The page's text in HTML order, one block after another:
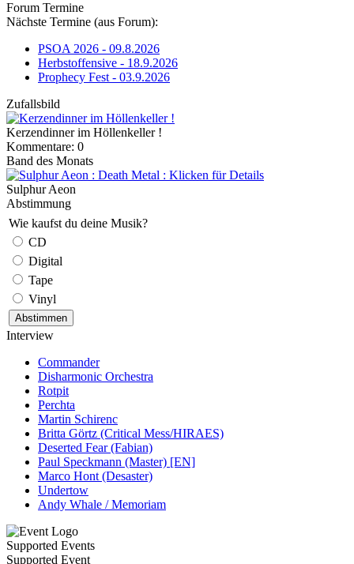
Forum Termine
Nächste Termine (aus Forum):
PSOA 2026 - 09.8.2026
Herbstoffensive - 18.9.2026
Prophecy Fest - 03.9.2026
Zufallsbild
Kerzendinner im Höllenkeller !
Kommentare: 0
Band des Monats
Sulphur Aeon
Abstimmung
Wie kaufst du deine Musik?
CD
Digital
Tape
Vinyl
Interview
Commander
Disharmonic Orchestra
Rotpit
Perchta
Martin Schirenc
Britta Görtz (Critical Mess/HIRAES)
Deserted Fear (Fabian)
Paul Speckmann (Master) [EN]
Marco Hont (Desaster)
Undertow
Andy Whale / Memoriam
Supported Events
Supported Event